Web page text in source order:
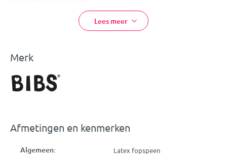
Doordat deze speen niet op de huid rondom de mond van je
kleine ligt, zal hij/zij niet gauw last krijgen van huidirritatie.
vervangen.
Eigenschappen:
Bibs Fopspeen
Wordt gemakkelijk geaccepteerd
Lees meer
Merk
Afmetingen en kenmerken
Algemeen: Latex fopspeen